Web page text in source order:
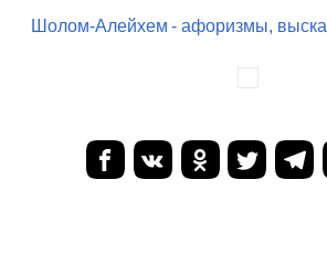
Шолом-Алейхем - афоризмы,